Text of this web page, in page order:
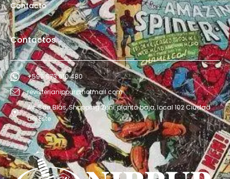
Contacto
Contactos
+595 973 610 480
revisterianippur@hotmail.com
Av. San Blás, Shopping Zuni, planta baja, local 102 Ciudad
del Este